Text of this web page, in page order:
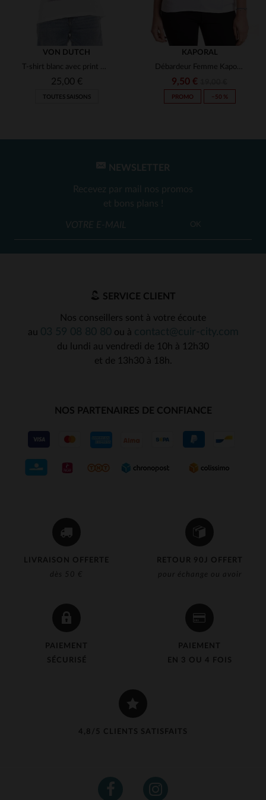
VON DUTCH
T-shirt blanc avec print moto
25,00 €
TOUTES SAISONS
KAPORAL
Débardeur Femme Kaporal Blanc en coton
9,50 €
PROMO −50 %
LIVRAISON OFFERTE
dès 50 €
RETOUR 90J OFFERT
pour échange ou avoir
PAIEMENT
SÉCURISÉ
PAIEMENT
EN 3 OU 4 FOIS
4,8/5 CLIENTS SATISFAITS
NEWSLETTER
Recevez par mail nos promos
et bons plans !
OK
SERVICE CLIENT
Nos conseillers sont à votre écoute
au
ou à
du lundi au vendredi de 10h à 12h30
et de 13h30 à 18h.
NOS PARTENAIRES DE CONFIANCE